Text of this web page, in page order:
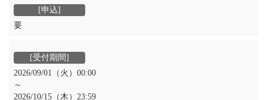
要
2026/09/01（火）00:00
～
2026/10/15（木）23:59